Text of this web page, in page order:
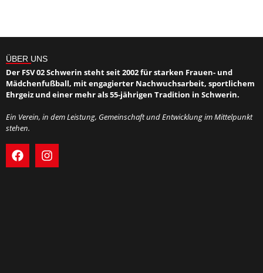
ÜBER UNS
Der FSV 02 Schwerin steht seit 2002 für starken Frauen- und
Mädchenfußball, mit engagierter Nachwuchsarbeit, sportlichem
Ehrgeiz und einer mehr als 55-jährigen Tradition in Schwerin.
Ein Verein, in dem Leistung, Gemeinschaft und Entwicklung im Mittelpunkt
stehen.